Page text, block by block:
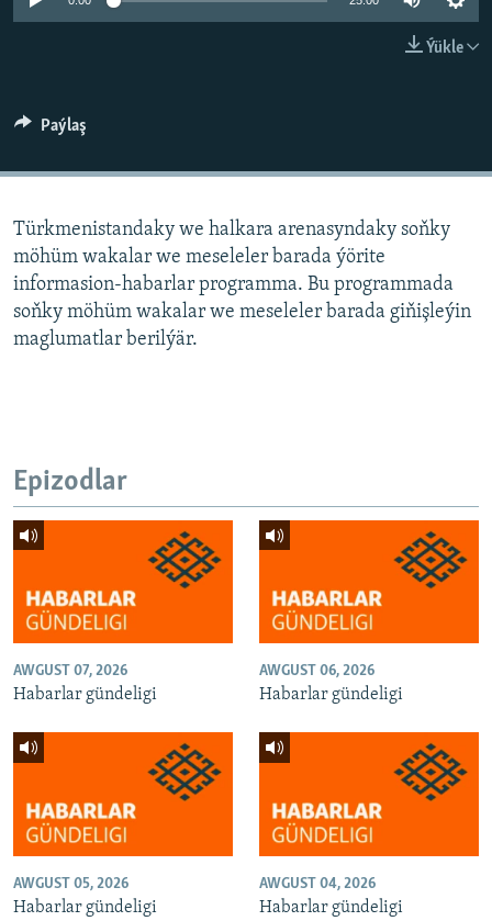
Ýükle
Paýlaş
Türkmenistandaky we halkara arenasyndaky soňky
möhüm wakalar we meseleler barada ýörite
informasion-habarlar programma. Bu programmada
soňky möhüm wakalar we meseleler barada giňişleýin
maglumatlar berilýär.
Epizodlar
AWGUST 07, 2026
Habarlar gündeligi
AWGUST 06, 2026
Habarlar gündeligi
AWGUST 05, 2026
Habarlar gündeligi
AWGUST 04, 2026
Habarlar gündeligi